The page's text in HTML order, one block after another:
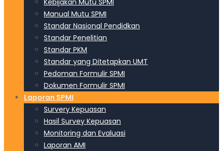
Kebijakan Mutu SPMI
Manual Mutu SPMI
Standar Nasional Pendidkan
Standar Penelitian
Standar PKM
Standar yang Ditetapkan UMT
Pedoman Formulir SPMI
Dokumen Formulir SPMI
Laporan SPMI
Survery Kepuasan
Hasil Survey Kepuasan
Monitoring dan Evaluasi
Laporan AMI